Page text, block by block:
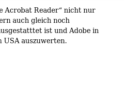
Acrobat Reader“ nicht nur
auch gleich noch
ist und Adobe in
USA auszuwerten.